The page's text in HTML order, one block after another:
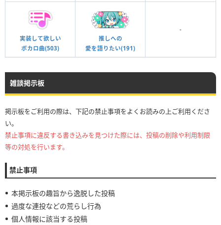
実装して欲しい
ボカロ曲(503)
推しへの
愛を語りたい(191)
-
雑談掲示板
掲示板をご利用の際は、下記の禁止事項をよくお読みの上ご利用くださ
い。
禁止事項に違反する書き込みを見つけた際には、投稿の削除や利用制限
等の対処を行います。
禁止事項
本掲示板の趣旨から逸脱した投稿
過度な連投などの荒らし行為
個人情報に該当する投稿